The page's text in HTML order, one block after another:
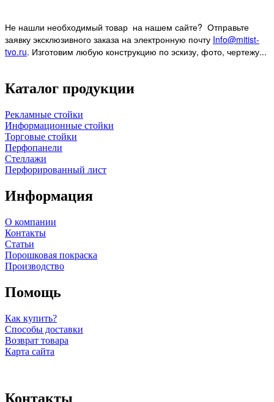
Не нашли необходимый товар на нашем сайте? Отправьте
заявку эксклюзивного заказа на электронную почту Info@mitist-
tvo.ru. Изготовим любую конструкцию по эскизу, фото, чертежу...
Каталог продукции
Рекламные стойки
Информационные стойки
Торговые стойки
Перфопанели
Стеллажи
Перфорированный лист
Информация
О компании
Контакты
Статьи
Порошковая покраска
Производство
Помощь
Как купить?
Способы доставки
Возврат товара
Карта сайта
Контакты